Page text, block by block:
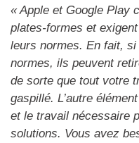
« Apple et Google Play
plates-formes et
leurs normes. En fait,
normes, ils peuvent
de sorte que tout votre
gaspillé. L’autre
et le travail nécessaire
solutions. Vous avez